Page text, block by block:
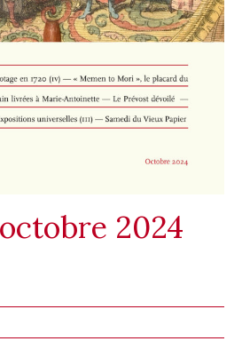
2024